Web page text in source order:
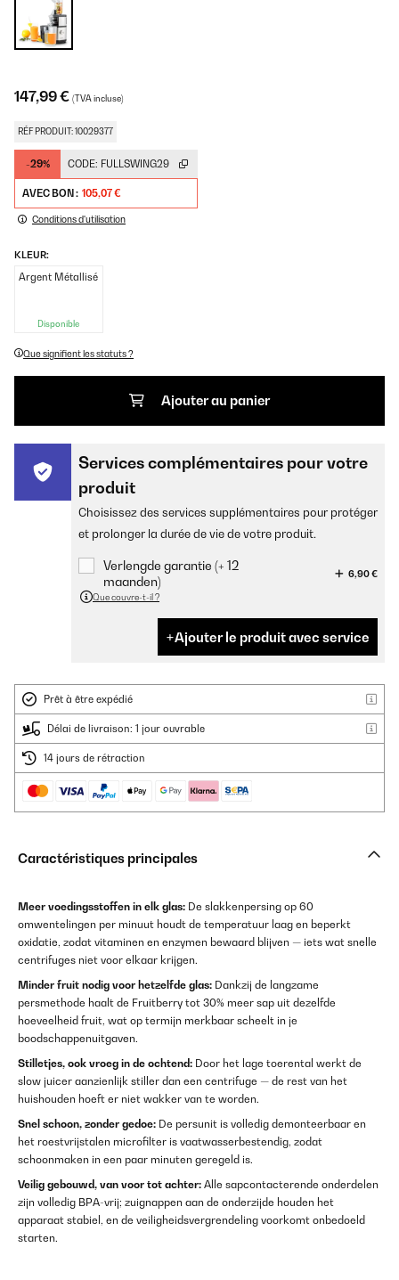
147,99 € (TVA incluse)
RÉF PRODUIT: 10029377
-29% CODE: FULLSWING29
AVEC BON : 105,07 €
Conditions d'utilisation
KLEUR:
Argent Métallisé
Disponible
Que signifient les statuts ?
Ajouter au panier
Services complémentaires pour votre
produit
Choisissez des services supplémentaires pour protéger
et prolonger la durée de vie de votre produit.
Verlengde garantie (+ 12
maanden)
6,90 €
Que couvre-t-il ?
Ajouter le produit avec service
Prêt à être expédié
Délai de livraison: 1 jour ouvrable
14 jours de rétraction
Caractéristiques principales
Meer voedingsstoffen in elk glas: De slakkenpersing op 60
omwentelingen per minuut houdt de temperatuur laag en beperkt
oxidatie, zodat vitaminen en enzymen bewaard blijven — iets wat snelle
centrifuges niet voor elkaar krijgen.
Minder fruit nodig voor hetzelfde glas: Dankzij de langzame
persmethode haalt de Fruitberry tot 30% meer sap uit dezelfde
hoeveelheid fruit, wat op termijn merkbaar scheelt in je
boodschappenuitgaven.
Stilletjes, ook vroeg in de ochtend: Door het lage toerental werkt de
slow juicer aanzienlijk stiller dan een centrifuge — de rest van het
huishouden hoeft er niet wakker van te worden.
Snel schoon, zonder gedoe: De persunit is volledig demonteerbaar en
het roestvrijstalen microfilter is vaatwasserbestendig, zodat
schoonmaken in een paar minuten geregeld is.
Veilig gebouwd, van voor tot achter: Alle sapcontacterende onderdelen
zijn volledig BPA-vrij; zuignappen aan de onderzijde houden het
apparaat stabiel, en de veiligheidsvergrendeling voorkomt onbedoeld
starten.